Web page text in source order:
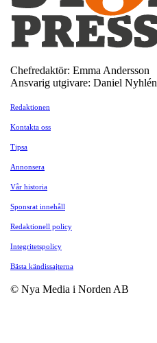
Chefredaktör: Emma Andersson
Ansvarig utgivare: Daniel Nyhlén
Redaktionen
Kontakta oss
Tipsa
Annonsera
Vår historia
Sponsrat innehåll
Redaktionell policy
Integritetspolicy
Bästa kändissajterna
© Nya Media i Norden AB